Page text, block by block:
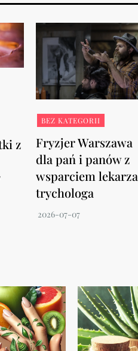
z
BEZ KATEGORII
Fryzjer Warszawa
dla pań i panów z
wsparciem lekarza
trychologa